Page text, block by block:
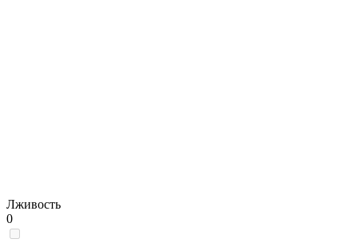
Лживость
0